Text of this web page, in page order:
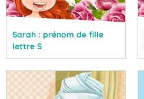
Sarah : prénom de fille
lettre S